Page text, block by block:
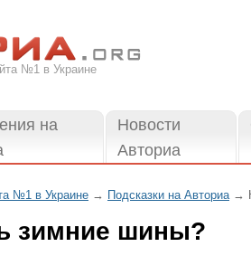
№1 в Украине
на
Новости
Авториа
№1 в Украине → Подсказки на Авториа→
зимние шины?